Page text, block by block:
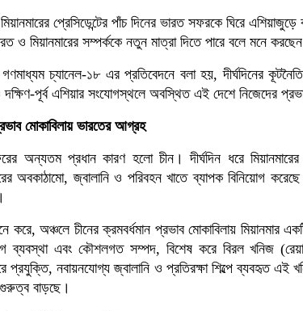
প্রেসিডেন্টের পাঁচ দিনের ভারত সফরকে ঘিরে
ও মিয়ানমারের সম্পর্ককে নতুন মাত্রা দিতে পারে বলে মনে
চ্যানেল-১৮ এর প্রতিবেদনে বলা হয়, দীর্ঘদিনের
দক্ষিণ-পূর্ব এশিয়ার সংযোগস্থলে অবস্থিত এই দেশে নিজেদের
মোকাবিলায় ভারতের আগ্রহ
অন্যতম প্রধান কারণ হলো চীন। দীর্ঘদিন ধরে
অবকাঠামো, জ্বালানি ও পরিবহন খাতে ব্যাপক বিনিয়োগ
করে, অঞ্চলে চীনের ক্রমবর্ধমান প্রভাব মোকাবিলায় মিয়ানমার
ব্যবস্থা এবং কৌশলগত সম্পদ, বিশেষ করে বিরল খনিজ
প্রযুক্তি, নবায়নযোগ্য জ্বালানি ও প্রতিরক্ষা শিল্পে ব্যবহৃত
বাড়ছে।